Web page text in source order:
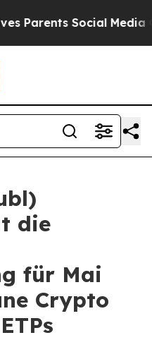
Social Media
die
für Mai
Crypto